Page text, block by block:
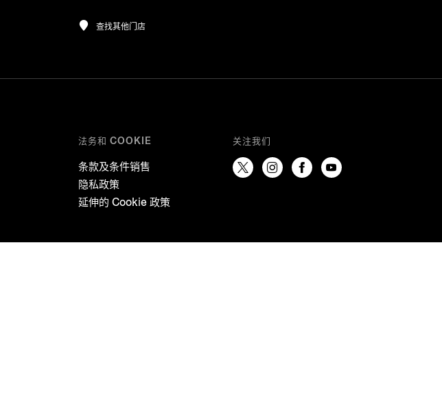
查找其他门店
法务和 COOKIE
条款及条件销售
隐私政策
延伸的 Cookie 政策
关注我们